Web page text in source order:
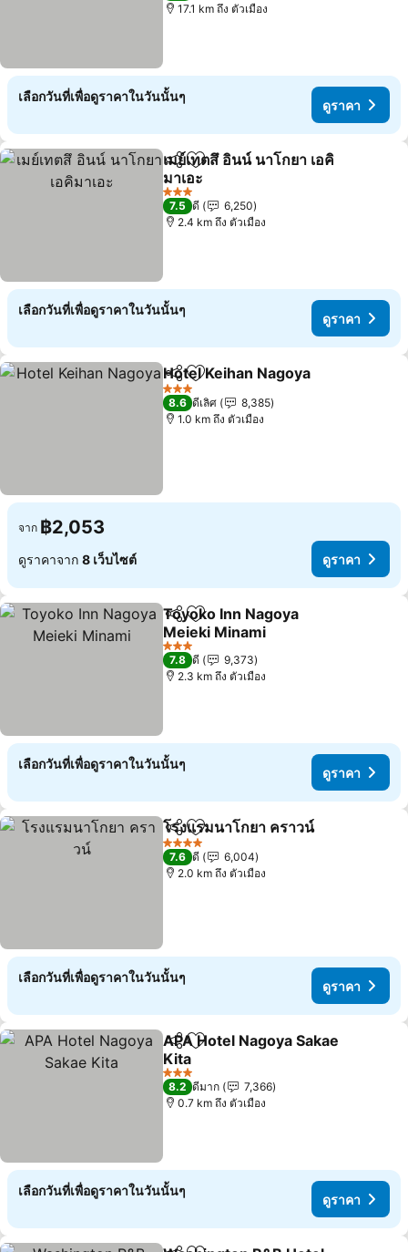
17.1 km ถึง ตัวเมือง
เลือกวันที่เพื่อดูราคาในวันนั้นๆ
ดูราคา
แชร์ เพิ่มในรายการโปรด
เมย์เทตสึ อินน์ นาโกยา เอคิ
มาเอะ
ดูราคา
3 ดาว
7.5 ดี
6,250
2.4 km ถึง ตัวเมือง
เลือกวันที่เพื่อดูราคาในวันนั้นๆ
ดูราคา
แชร์ เพิ่มในรายการโปรด
Hotel Keihan Nagoya
3 ดาว
8.6 ดีเลิศ
8,385
1.0 km ถึง ตัวเมือง
จาก ฿2,053
ดูราคาจาก 8 เว็บไซต์ ดูราคา
แชร์ เพิ่มในรายการโปรด
Toyoko Inn Nagoya
Meieki Minami
ดูราคา
3 ดาว
7.8 ดี
9,373
2.3 km ถึง ตัวเมือง
เลือกวันที่เพื่อดูราคาในวันนั้นๆ
ดูราคา
แชร์ เพิ่มในรายการโปรด
โรงแรมนาโกยา คราวน์
4 ดาว
7.6 ดี
6,004
2.0 km ถึง ตัวเมือง
เลือกวันที่เพื่อดูราคาในวันนั้นๆ
ดูราคา
แชร์ เพิ่มในรายการโปรด
APA Hotel Nagoya Sakae
Kita
ดูราคา
3 ดาว
8.2 ดีมาก
7,366
0.7 km ถึง ตัวเมือง
เลือกวันที่เพื่อดูราคาในวันนั้นๆ
ดูราคา